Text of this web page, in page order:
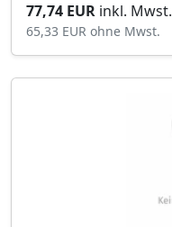
77,74 EUR inkl. Mwst.
65,33 EUR ohne Mwst.